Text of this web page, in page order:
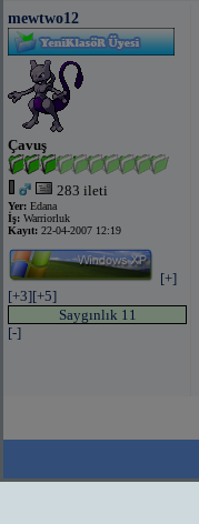
mewtwo12
Çavuş
283 ileti
Yer: Edana
İş: Warriorluk
Kayıt: 22-04-2007 12:19
[+]
[+3][+5]
Saygınlık 11
[-]